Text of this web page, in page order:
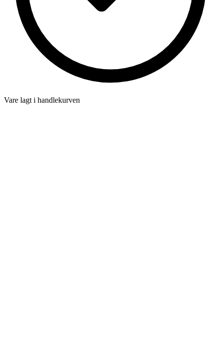
Vare lagt i handlekurven